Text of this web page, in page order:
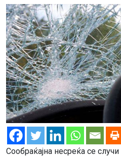
Сообраќајна несреќа се